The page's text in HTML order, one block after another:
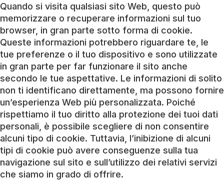
Quando si visita qualsiasi sito Web, questo può
memorizzare o recuperare informazioni sul tuo
browser, in gran parte sotto forma di cookie.
Queste informazioni potrebbero riguardare te, le
tue preferenze o il tuo dispositivo e sono utilizzate
in gran parte per far funzionare il sito anche
secondo le tue aspettative. Le informazioni di solito
non ti identificano direttamente, ma possono fornire
un’esperienza Web più personalizzata. Poiché
rispettiamo il tuo diritto alla protezione dei tuoi dati
personali, è possibile scegliere di non consentire
alcuni tipo di cookie. Tuttavia, l’inibizione di alcuni
tipi di cookie può avere conseguenze sulla tua
navigazione sul sito e sull’utilizzo dei relativi servizi
che siamo in grado di offrire.